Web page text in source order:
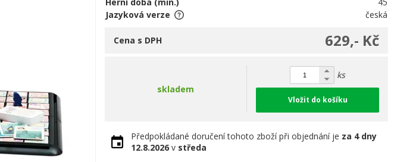
Herní doba (min.)
45
Jazyková verze
česká
629,- Kč
Cena s DPH
skladem
ks
Vložit do košíku
Předpokládané doručení tohoto zboží při objednání je za 4 dny
12.8.2026 v středa